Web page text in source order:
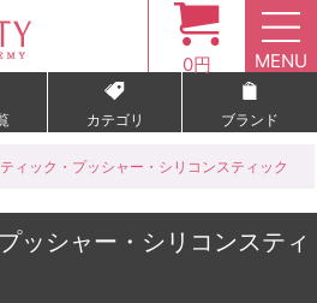
0円 MENU
カテゴリ ブランド
ィック・プッシャー・シリコンスティック
ッシャー・シリコンスティ